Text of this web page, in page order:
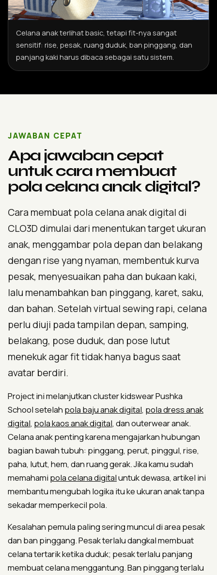
Celana anak terlihat basic, tetapi fit-nya sangat
sensitif: rise, pesak, ruang duduk, ban pinggang, dan
panjang kaki harus dibaca sebagai satu sistem.
JAWABAN CEPAT
Apa jawaban cepat
untuk cara membuat
pola celana anak digital?
Cara membuat pola celana anak digital di
CLO3D dimulai dari menentukan target ukuran
anak, menggambar pola depan dan belakang
dengan rise yang nyaman, membentuk kurva
pesak, menyesuaikan paha dan bukaan kaki,
lalu menambahkan ban pinggang, karet, saku,
dan bahan. Setelah virtual sewing rapi, celana
perlu diuji pada tampilan depan, samping,
belakang, pose duduk, dan pose lutut
menekuk agar fit tidak hanya bagus saat
avatar berdiri.
Project ini melanjutkan cluster kidswear Pushka
School setelah pola baju anak digital, pola dress anak
digital, pola kaos anak digital, dan outerwear anak.
Celana anak penting karena mengajarkan hubungan
bagian bawah tubuh: pinggang, perut, pinggul, rise,
paha, lutut, hem, dan ruang gerak. Jika kamu sudah
memahami pola celana digitaluntuk dewasa, artikel ini
membantu mengubah logika itu ke ukuran anak tanpa
sekadar memperkecil pola.
Kesalahan pemula paling sering muncul di area pesak
dan ban pinggang. Pesak terlalu dangkal membuat
celana tertarik ketika duduk; pesak terlalu panjang
membuat celana menggantung. Ban pinggang terlalu